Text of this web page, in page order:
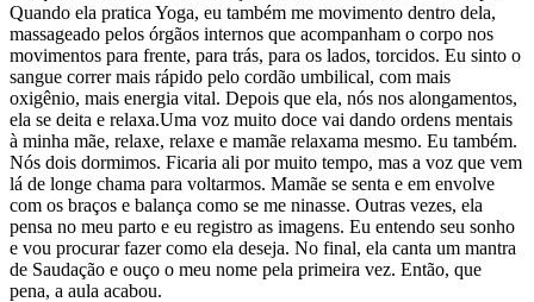
Quando ela pratica Yoga, eu também me movimento dentro dela,
massageado pelos órgãos internos que acompanham o corpo nos
movimentos para frente, para trás, para os lados, torcidos. Eu sinto o
sangue correr mais rápido pelo cordão umbilical, com mais
oxigênio, mais energia vital. Depois que ela, nós nos alongamentos,
ela se deita e relaxa.Uma voz muito doce vai dando ordens mentais
à minha mãe, relaxe, relaxe e mamãe relaxama mesmo. Eu também.
Nós dois dormimos. Ficaria ali por muito tempo, mas a voz que vem
lá de longe chama para voltarmos. Mamãe se senta e em envolve
com os braços e balança como se me ninasse. Outras vezes, ela
pensa no meu parto e eu registro as imagens. Eu entendo seu sonho
e vou procurar fazer como ela deseja. No final, ela canta um mantra
de Saudação e ouço o meu nome pela primeira vez. Então, que
pena, a aula acabou.